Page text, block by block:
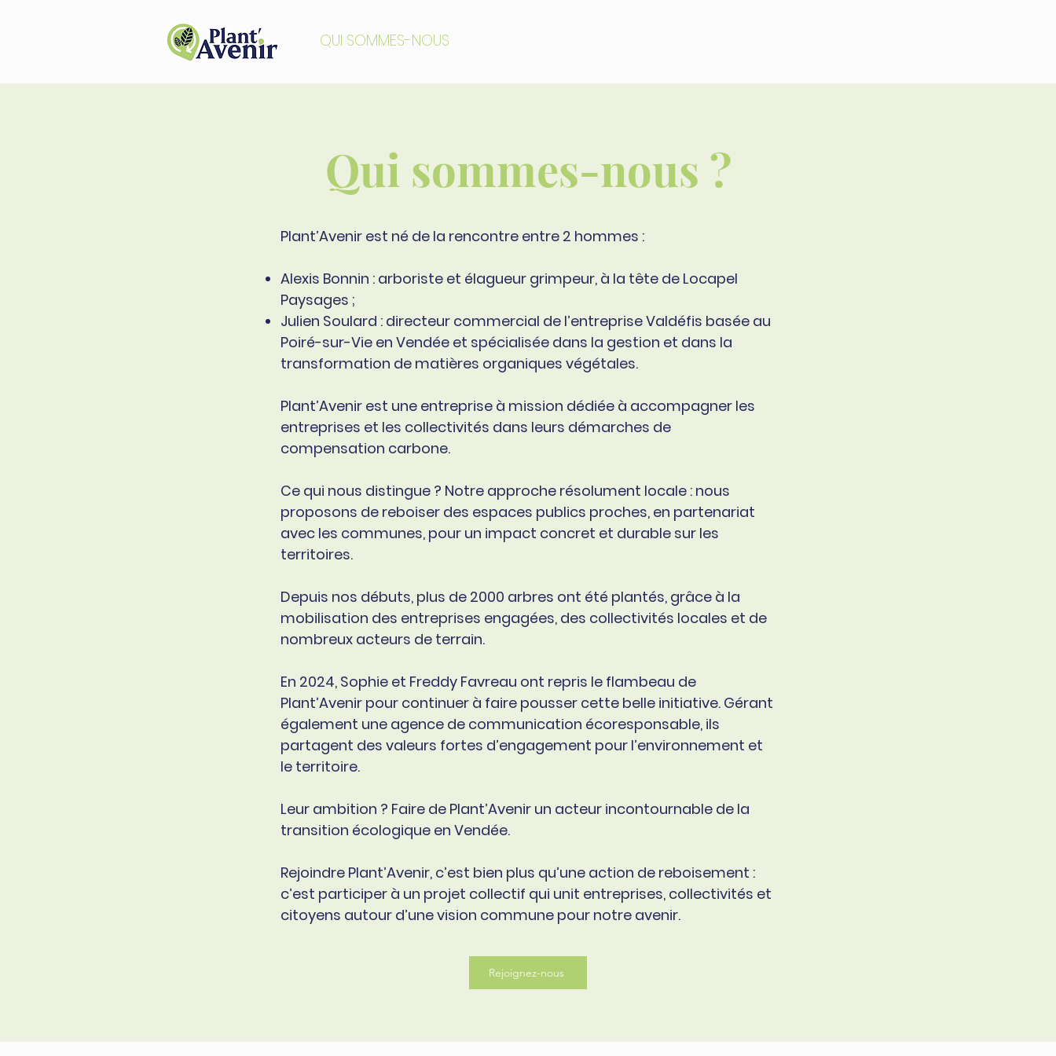
QUI SOMMES-NOUS
Qui sommes-nous ?
Plant’Avenir est né de la rencontre entre 2 hommes :
Alexis Bonnin : arboriste et élagueur grimpeur, à la tête de Locapel
Paysages ;
Julien Soulard : directeur commercial de l’entreprise Valdéfis basée au
Poiré-sur-Vie en Vendée et spécialisée dans la gestion et dans la
transformation de matières organiques végétales.
Plant’Avenir est une entreprise à mission dédiée à accompagner les
entreprises et les collectivités dans leurs démarches de
compensation carbone.
Ce qui nous distingue ? Notre approche résolument locale : nous
proposons de reboiser des espaces publics proches, en partenariat
avec les communes, pour un impact concret et durable sur les
territoires.
Depuis nos débuts, plus de 2000 arbres ont été plantés, grâce à la
mobilisation des entreprises engagées, des collectivités locales et de
nombreux acteurs de terrain.
En 2024, Sophie et Freddy Favreau ont repris le flambeau de
Plant’Avenir pour continuer à faire pousser cette belle initiative. Gérant
également une agence de communication écoresponsable, ils
partagent des valeurs fortes d’engagement pour l’environnement et
le territoire.
Leur ambition ? Faire de Plant’Avenir un acteur incontournable de la
transition écologique en Vendée.
Rejoindre Plant’Avenir, c’est bien plus qu’une action de reboisement :
c’est participer à un projet collectif qui unit entreprises, collectivités et
citoyens autour d’une vision commune pour notre avenir.
Rejoignez-nous